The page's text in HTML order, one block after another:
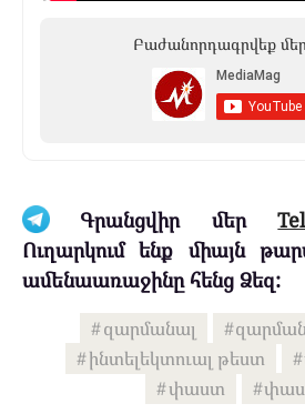
Բաժանորդագրվեք
Գրանցվիր մեր
Ուղարկում ենք միայն
ամենաառաջինը հենց Ձեզ:
զարմանալ
ինտելեկտուալ թեստ
փաստ